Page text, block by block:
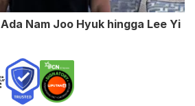
Nam Joo Hyuk hingga Lee Yi